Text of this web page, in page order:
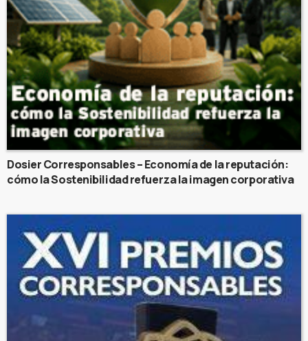
Dosier Corresponsables – Economía de la reputación:
cómo la Sostenibilidad refuerza la imagen corporativa